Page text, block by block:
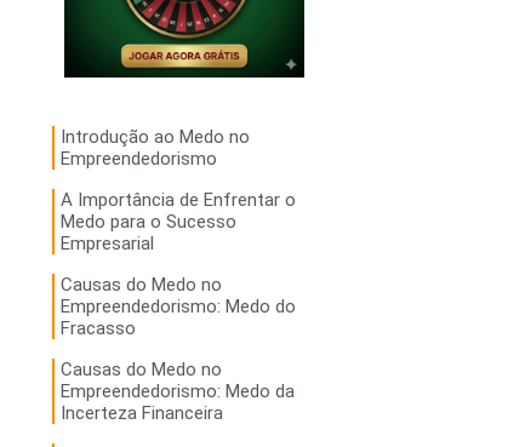
Introdução ao Medo no
Empreendedorismo
A Importância de Enfrentar o
Medo para o Sucesso
Empresarial
Causas do Medo no
Empreendedorismo: Medo do
Fracasso
Causas do Medo no
Empreendedorismo: Medo da
Incerteza Financeira